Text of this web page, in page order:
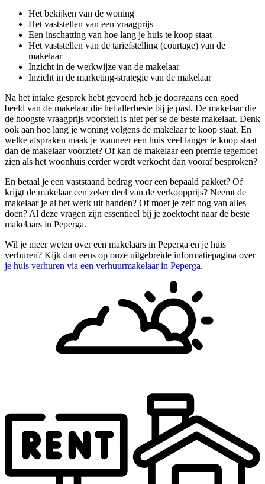
Het bekijken van de woning
Het vaststellen van een vraagprijs
Een inschatting van hoe lang je huis te koop staat
Het vaststellen van de tariefstelling (courtage) van de
makelaar
Inzicht in de werkwijze van de makelaar
Inzicht in de marketing-strategie van de makelaar
Na het intake gesprek hebt gevoerd heb je doorgaans een goed
beeld van de makelaar die het allerbeste bij je past. De makelaar die
de hoogste vraagprijs voorstelt is niet per se de beste makelaar. Denk
ook aan hoe lang je woning volgens de makelaar te koop staat. En
welke afspraken maak je wanneer een huis veel langer te koop staat
dan de makelaar voorziet? Of kan de makelaar een premie tegemoet
zien als het woonhuis eerder wordt verkocht dan vooraf besproken?
En betaal je een vaststaand bedrag voor een bepaald pakket? Of
krijgt de makelaar een zeker deel van de verkoopprijs? Neemt de
makelaar je al het werk uit handen? Of moet je zelf nog van alles
doen? Al deze vragen zijn essentieel bij je zoektocht naar de beste
makelaars in Peperga.
Wil je meer weten over een makelaars in Peperga en je huis
verhuren? Kijk dan eens op onze uitgebreide informatiepagina over
je huis verhuren via een verhuurmakelaar in Peperga.